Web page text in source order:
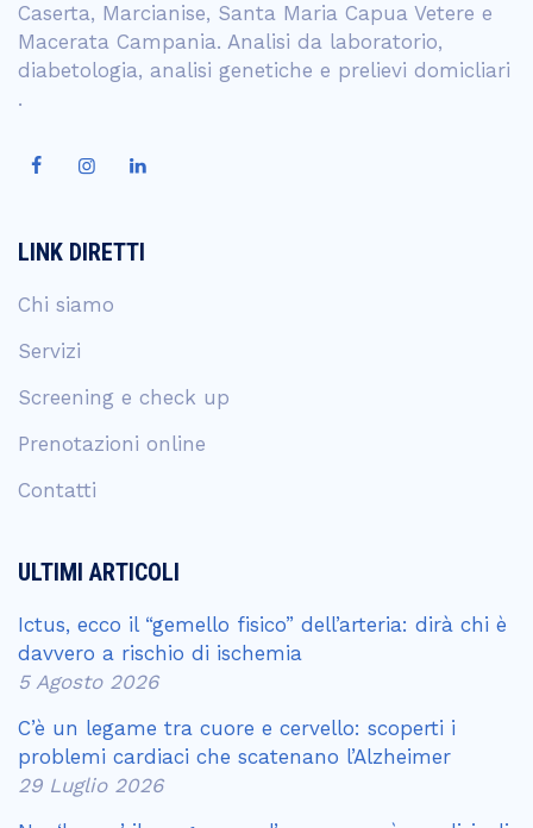
Caserta, Marcianise, Santa Maria Capua Vetere e
Macerata Campania. Analisi da laboratorio,
diabetologia, analisi genetiche e prelievi domicliari
.
LINK DIRETTI
Chi siamo
Servizi
Screening e check up
Prenotazioni online
Contatti
ULTIMI ARTICOLI
Ictus, ecco il “gemello fisico” dell’arteria: dirà chi è
davvero a rischio di ischemia
5 Agosto 2026
C’è un legame tra cuore e cervello: scoperti i
problemi cardiaci che scatenano l’Alzheimer
29 Luglio 2026